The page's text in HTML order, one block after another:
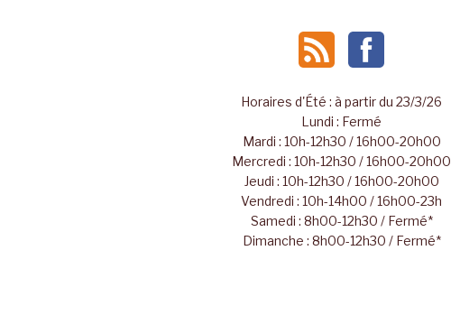
Horaires d'Été : à partir du 23/3/26
Lundi : Fermé
Mardi : 10h-12h30 / 16h00-20h00
Mercredi : 10h-12h30 / 16h00-20h00
Jeudi : 10h-12h30 / 16h00-20h00
Vendredi : 10h-14h00 / 16h00-23h
Samedi : 8h00-12h30 / Fermé*
Dimanche : 8h00-12h30 / Fermé*